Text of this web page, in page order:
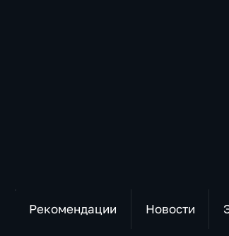
Рекомендации Новости